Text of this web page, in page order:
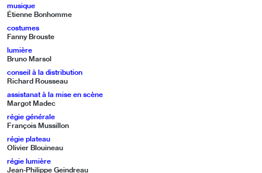
musique
Étienne Bonhomme
costumes
Fanny Brouste
lumière
Bruno Marsol
conseil à la distribution
Richard Rousseau
assistanat à la mise en scène
Margot Madec
régie générale
François Mussillon
régie plateau
Olivier Blouineau
régie lumière
Jean-Philippe Geindreau